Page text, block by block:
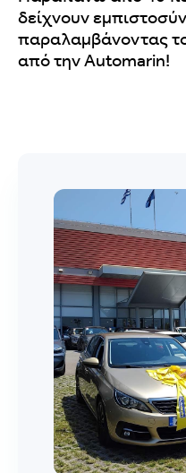
δείχνουν
παραλαμβάνοντας
από την Automarin!